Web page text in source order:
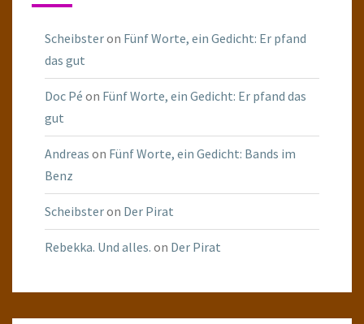
Scheibsteron Fünf Worte, ein Gedicht: Er pfand
das gut
Doc Pé on Fünf Worte, ein Gedicht: Er pfand das
gut
Andreas on Fünf Worte, ein Gedicht: Bands im
Benz
Scheibsteron Der Pirat
Rebekka. Und alles. on Der Pirat